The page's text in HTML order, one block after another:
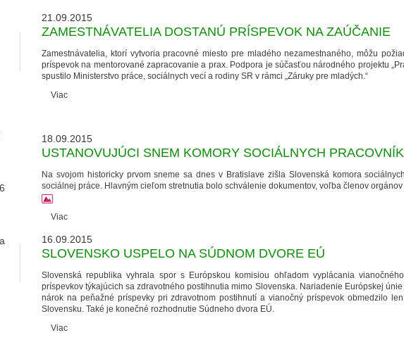
21.09.2015
ZAMESTNÁVATELIA DOSTANÚ PRÍSPEVOK NA ZAÚČANIE
Zamestnávatelia, ktorí vytvoria pracovné miesto pre mladého nezamestnaného, môžu
príspevok na mentorované zapracovanie a prax. Podpora je súčasťou národného projektu
spustilo Ministerstvo práce, sociálnych vecí a rodiny SR v rámci „Záruky pre mladých.“
Viac
18.09.2015
USTANOVUJÚCI SNEM KOMORY SOCIÁLNYCH
Na svojom historicky prvom sneme sa dnes v Bratislave zišla Slovenská komora
sociálnej práce. Hlavným cieľom stretnutia bolo schválenie dokumentov, voľba členov
Viac
16.09.2015
SLOVENSKO USPELO NA SÚDNOM DVORE EÚ
Slovenská republika vyhrala spor s Európskou komisiou ohľadom vyplácania
príspevkov týkajúcich sa zdravotného postihnutia mimo Slovenska. Nariadenie Európskej
nárok na peňažné príspevky pri zdravotnom postihnutí a vianočný príspevok obmedzilo
Slovensku. Také je konečné rozhodnutie Súdneho dvora EÚ.
Viac